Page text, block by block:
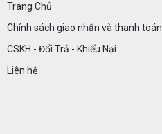
Trang Chủ
Chính sách giao nhận và thanh toán
CSKH - Đổi Trả - Khiếu Nại
Liên hệ